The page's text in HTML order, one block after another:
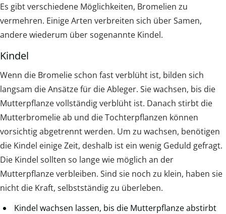
Es gibt verschiedene Möglichkeiten, Bromelien zu
vermehren. Einige Arten verbreiten sich über Samen,
andere wiederum über sogenannte Kindel.
Kindel
Wenn die Bromelie schon fast verblüht ist, bilden sich
langsam die Ansätze für die Ableger. Sie wachsen, bis die
Mutterpflanze vollständig verblüht ist. Danach stirbt die
Mutterbromelie ab und die Tochterpflanzen können
vorsichtig abgetrennt werden. Um zu wachsen, benötigen
die Kindel einige Zeit, deshalb ist ein wenig Geduld gefragt.
Die Kindel sollten so lange wie möglich an der
Mutterpflanze verbleiben. Sind sie noch zu klein, haben sie
nicht die Kraft, selbstständig zu überleben.
Kindel wachsen lassen, bis die Mutterpflanze abstirbt